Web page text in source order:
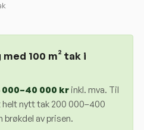
100 m² tak i
000–40 000 kr inkl. mva. Til
nytt tak 200 000–400
brøkdel av prisen.